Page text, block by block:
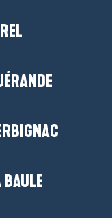
BAULE
ou journée d’incentive :